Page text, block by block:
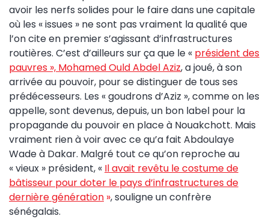
avoir les nerfs solides pour le faire dans une capitale
où les « issues » ne sont pas vraiment la qualité que
l’on cite en premier s’agissant d’infrastructures
routières. C’est d’ailleurs sur ça que le « président des
pauvres », Mohamed Ould Abdel Aziz,a joué, à son
arrivée au pouvoir, pour se distinguer de tous ses
prédécesseurs. Les « goudrons d’Aziz », comme on les
appelle, sont devenus, depuis, un bon label pour la
propagande du pouvoir en place à Nouakchott. Mais
vraiment rien à voir avec ce qu’a fait Abdoulaye
Wade à Dakar. Malgré tout ce qu’on reproche au
« vieux » président, « Il avait revêtu le costume de
bâtisseur pour doter le pays d’infrastructures de
dernière génération », souligne un confrère
sénégalais.